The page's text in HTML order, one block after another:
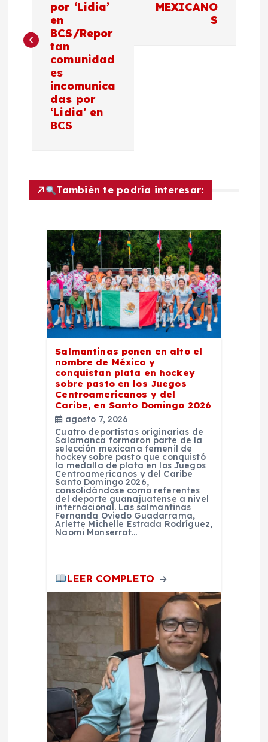
e
ó
n
por ‘Lidia’
en
BCS/Repor
tan
comunidad
es
incomunica
das por
‘Lidia’ en
BCS
MEXICANO
S
También te podría interesar:
Salmantinas ponen en alto el
nombre de México y
conquistan plata en hockey
sobre pasto en los Juegos
Centroamericanos y del
Caribe, en Santo Domingo 2026
agosto 7, 2026
Cuatro deportistas originarias de
Salamanca formaron parte de la
selección mexicana femenil de
hockey sobre pasto que conquistó
la medalla de plata en los Juegos
Centroamericanos y del Caribe
Santo Domingo 2026,
consolidándose como referentes
del deporte guanajuatense a nivel
internacional. Las salmantinas
Fernanda Oviedo Guadarrama,
Arlette Michelle Estrada Rodríguez,
Naomi Monserrat…
LEER COMPLETO